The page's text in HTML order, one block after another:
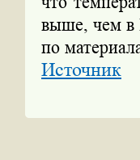
выше, чем в
по
Источник